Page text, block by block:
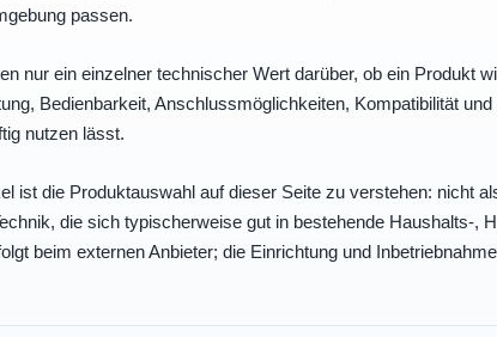
passen.
nur ein einzelner technischer Wert darüber, ob ein Produkt
Bedienbarkeit, Anschlussmöglichkeiten, Kompatibilität
nutzen lässt.
ist die Produktauswahl auf dieser Seite zu verstehen: nicht
die sich typischerweise gut in bestehende Haushalts-,
beim externen Anbieter; die Einrichtung und